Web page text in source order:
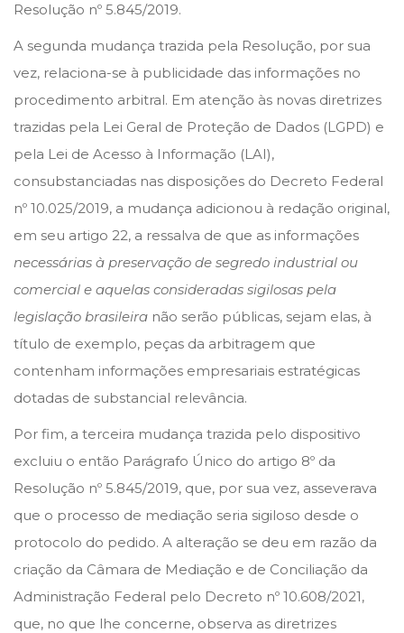
Resolução nº 5.845/2019.
A segunda mudança trazida pela Resolução, por sua
vez, relaciona-se à publicidade das informações no
procedimento arbitral. Em atenção às novas diretrizes
trazidas pela Lei Geral de Proteção de Dados (LGPD) e
pela Lei de Acesso à Informação (LAI),
consubstanciadas nas disposições do Decreto Federal
nº 10.025/2019, a mudança adicionou à redação original,
em seu artigo 22, a ressalva de que as informações
necessárias à preservação de segredo industrial ou
comercial e aquelas consideradas sigilosas pela
legislação brasileira não serão públicas, sejam elas, à
título de exemplo, peças da arbitragem que
contenham informações empresariais estratégicas
dotadas de substancial relevância.
Por fim, a terceira mudança trazida pelo dispositivo
excluiu o então Parágrafo Único do artigo 8º da
Resolução nº 5.845/2019, que, por sua vez, asseverava
que o processo de mediação seria sigiloso desde o
protocolo do pedido. A alteração se deu em razão da
criação da Câmara de Mediação e de Conciliação da
Administração Federal pelo Decreto nº 10.608/2021,
que, no que lhe concerne, observa as diretrizes